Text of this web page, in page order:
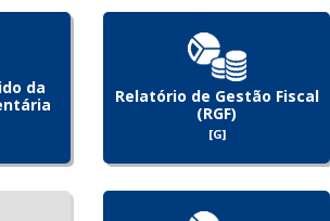
da
Relatório de Gestão Fiscal
(RGF)
[G]